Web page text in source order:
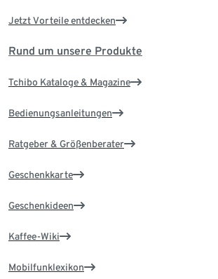
Jetzt Vorteile entdecken
Rund um unsere Produkte
Tchibo Kataloge & Magazine
Bedienungsanleitungen
Ratgeber & Größenberater
Geschenkkarte
Geschenkideen
Kaffee-Wiki
Mobilfunklexikon